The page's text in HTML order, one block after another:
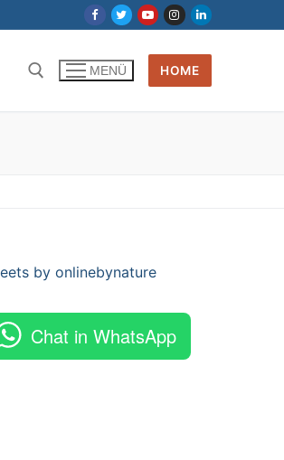
MENÜ HOME
by onlinebynature
Chat in WhatsApp